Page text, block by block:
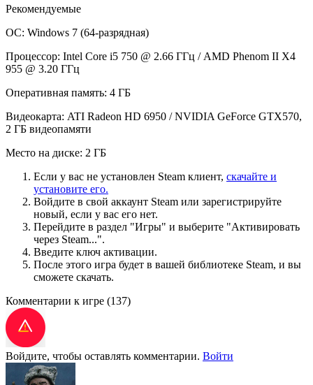
Рекомендуемые
ОС: Windows 7 (64-разрядная)
Процессор: Intel Core i5 750 @ 2.66 ГГц / AMD Phenom II X4
955 @ 3.20 ГГц
Оперативная память: 4 ГБ
Видеокарта: ATI Radeon HD 6950 / NVIDIA GeForce GTX570,
2 ГБ видеопамяти
Место на диске: 2 ГБ
Если у вас не установлен Steam клиент, скачайте и
установите его.
Войдите в свой аккаунт Steam или зарегистрируйте
новый, если у вас его нет.
Перейдите в раздел "Игры" и выберите "Активировать
через Steam...".
Введите ключ активации.
После этого игра будет в вашей библиотеке Steam, и вы
сможете скачать.
Комментарии к игре (137)
Войдите, чтобы оставлять комментарии. Войти